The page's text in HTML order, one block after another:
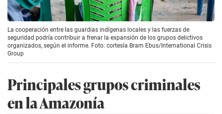
La cooperación entre las guardias indígenas locales y las fuerzas de
seguridad podría contribuir a frenar la expansión de los grupos delictivos
organizados, según el informe. Foto: cortesía Bram Ebus/International Crisis
Group
Principales grupos criminales
en la Amazonía